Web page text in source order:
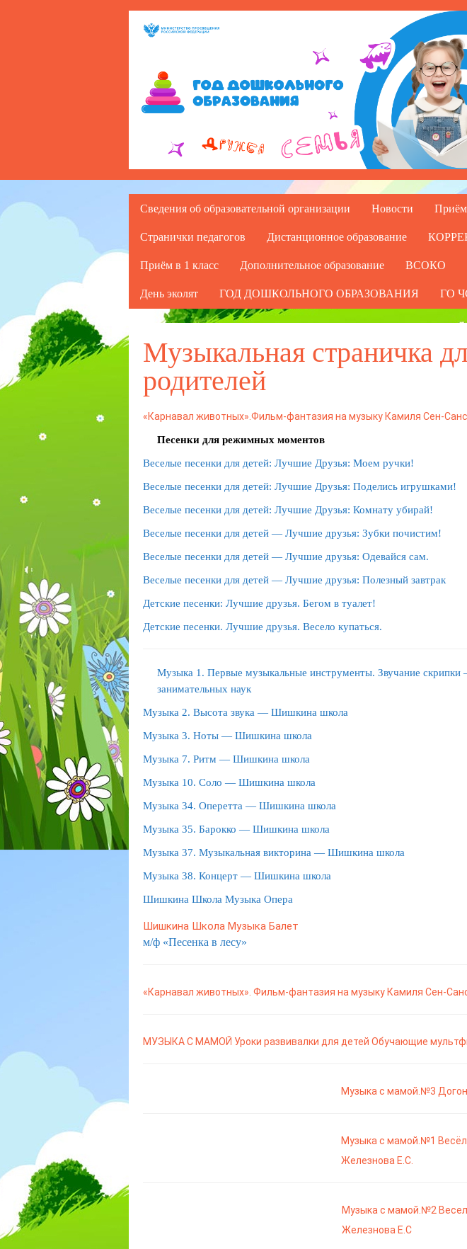
Сведения об образовательной организации Новости Приём
Странички педагогов Дистанционное образование
Приём в 1 класс Дополнительное образование ВСОКО
День эколят ГОД ДОШКОЛЬНОГО ОБРАЗОВАНИЯ ГО
Музыкальная страничка
родителей
«Карнавал животных».Фильм-фантазия на музыку Камиля Сен-
Песенки для режимных моментов
Веселые песенки для детей: Лучшие Друзья: Моем ручки!
Веселые песенки для детей: Лучшие Друзья: Поделись игрушками!
Веселые песенки для детей: Лучшие Друзья: Комнату убирай!
Веселые песенки для детей — Лучшие друзья: Зубки почистим!
Веселые песенки для детей — Лучшие друзья: Одевайся сам.
Веселые песенки для детей — Лучшие друзья: Полезный завтрак
Детские песенки: Лучшие друзья. Бегом в туалет!
Детские песенки. Лучшие друзья. Весело купаться.
Музыка 1. Первые музыкальные инструменты. Звучание
занимательных наук
Музыка 2. Высота звука — Шишкина школа
Музыка 3. Ноты — Шишкина школа
Музыка 7. Ритм — Шишкина школа
Музыка 10. Соло — Шишкина школа
Музыка 34. Оперетта — Шишкина школа
Музыка 35. Барокко — Шишкина школа
Музыка 37. Музыкальная викторина — Шишкина школа
Музыка 38. Концерт — Шишкина школа
Шишкина Школа Музыка Опера
Шишкина Школа Музыка Балет
м/ф «Песенка в лесу»
«Карнавал животных». Фильм-фантазия на музыку Камиля Сен-
МУЗЫКА С МАМОЙ Уроки развивалки для детей Обучающие
Музыка с мамой.№3
Музыка с мамой.№1
Железнова Е.С.
Музыка с мамой.№2
Железнова Е.С